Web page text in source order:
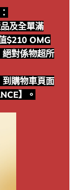
及全單滿
$210 OMG
對係物超所
購物車頁面
】。